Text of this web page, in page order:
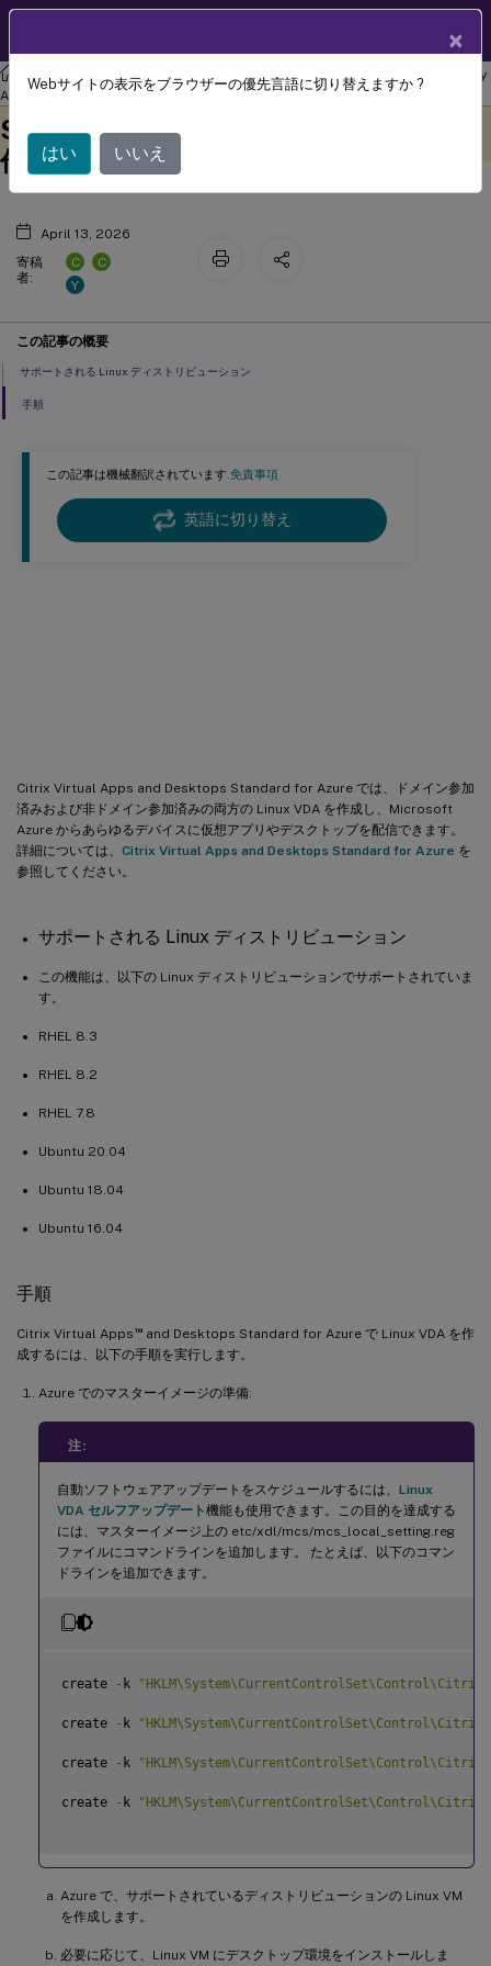
リナックス バーチャル デリバリー エージェント
Linux Virtual Delivery
Agent 2201
この記事は機械翻訳されています.免責事項
英語に切り替え
Citrix Virtual Apps and Desktops Standard for Azure では、ドメイン参加
済みおよび非ドメイン参加済みの両方の Linux VDA を作成し、Microsoft
Azure からあらゆるデバイスに仮想アプリやデスクトップを配信できます。
詳細については、 Citrix Virtual Apps and Desktops Standard for Azure を
参照してください。
サポートされる Linux ディストリビューション
この機能は、以下の Linux ディストリビューションでサポートされていま
す。
RHEL 8.3
RHEL 8.2
RHEL 7.8
Ubuntu 20.04
Ubuntu 18.04
Ubuntu 16.04
手順
Citrix Virtual Apps ™and Desktops Standard for Azure で Linux VDA を作
成するには、以下の手順を実行します。
Azure でのマスターイメージの準備:
注:
自動ソフトウェアアップデートをスケジュールするには、 Linux
VDA セルフアップデート機能も使用できます。この目的を達成する
には、マスターイメージ上の etc/xdl/mcs/mcs_local_setting.reg
ファイルにコマンドラインを追加します。 たとえば、以下のコマン
ドラインを追加できます。
create - k
create - k
create - k
create - k
Azure で、サポートされているディストリビューションの Linux VM
を作成します。
必要に応じて、Linux VM にデスクトップ環境をインストールしま
翻訳されています。
Citrix Virtual Apps and Desktops
Standard for Azure での Linux VDA の
作成
April 13, 2026
寄稿
者:
C
C
Y
この記事の概要
サポートされる Linux ディストリビューション
手順
×
Webサイトの表示をブラウザーの優先言語に切り替えますか ?
はい いいえ